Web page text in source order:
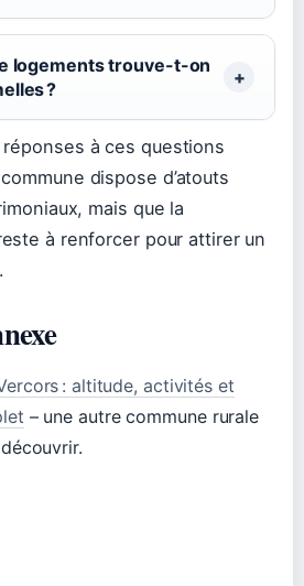
logements trouve-t-on
?
réponses à ces questions
dispose d’atouts
mais que la
à renforcer pour attirer un
: altitude, activités et
– une autre commune rurale